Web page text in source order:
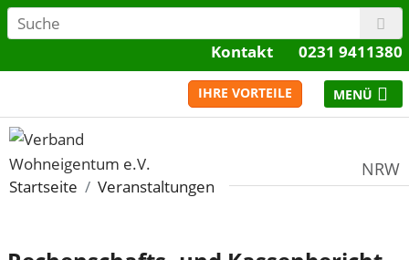
Kontakt 0231 9411380
IHRE VORTEILE
NRW
Startseite Veranstaltungen